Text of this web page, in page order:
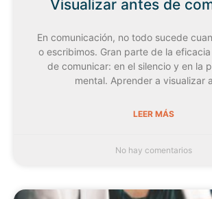
Visualizar antes de
En comunicación, no todo sucede
o escribimos. Gran parte de la
de comunicar: en el silencio y en la
mental. Aprender a visualizar
LEER MÁS
No hay comentarios